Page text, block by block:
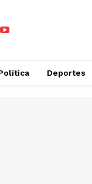
Deportes